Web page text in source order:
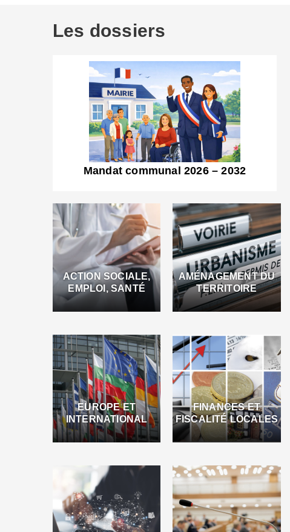
Les dossiers
Mandat communal 2026 – 2032
ACTION SOCIALE,
EMPLOI, SANTÉ
AMÉNAGEMENT DU
TERRITOIRE
EUROPE ET
INTERNATIONAL
FINANCES ET
FISCALITÉ LOCALES